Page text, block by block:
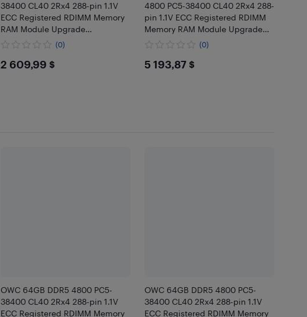
38400 CL40 2Rx4 288-pin 1.1V
ECC Registered RDIMM Memory
RAM Module Upgrade
Compatible with Dell PowerEdge
(0)
$2609.99
2 609,99 $
4800 PC5-38400 CL40 2Rx4 288-
pin 1.1V ECC Registered RDIMM
Memory RAM Module Upgrade
Kit Compatible with Dell
(0)
$5193.87
5 193,87 $
OWC 64GB DDR5 4800 PC5-
38400 CL40 2Rx4 288-pin 1.1V
ECC Registered RDIMM Memory
OWC 64GB DDR5 4800 PC5-
38400 CL40 2Rx4 288-pin 1.1V
ECC Registered RDIMM Memory